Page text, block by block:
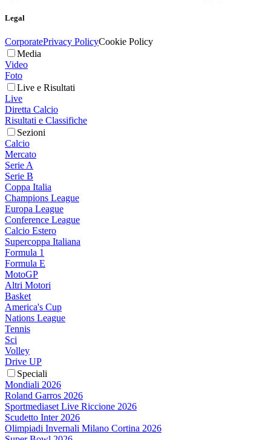
Legal
CorporatePrivacy PolicyCookie Policy
Media
Video
Foto
Live e Risultati
Live
Diretta Calcio
Risultati e Classifiche
Sezioni
Calcio
Mercato
Serie A
Serie B
Coppa Italia
Champions League
Europa League
Conference League
Calcio Estero
Supercoppa Italiana
Formula 1
Formula E
MotoGP
Altri Motori
Basket
America's Cup
Nations League
Tennis
Sci
Volley
Drive UP
Speciali
Mondiali 2026
Roland Garros 2026
Sportmediaset Live Riccione 2026
Scudetto Inter 2026
Olimpiadi Invernali Milano Cortina 2026